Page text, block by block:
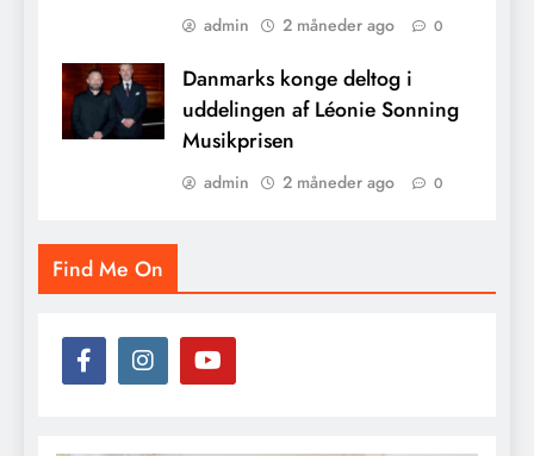
admin 2 måneder ago 0
Danmarks konge deltog i
uddelingen af Léonie Sonning
Musikprisen
admin 2 måneder ago 0
Find Me On